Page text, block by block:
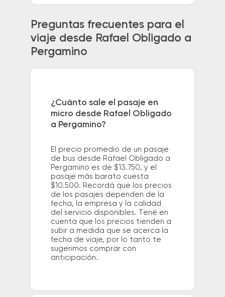
Preguntas frecuentes para el
viaje desde Rafael Obligado a
Pergamino
¿Cuánto sale el pasaje en
micro desde Rafael Obligado
a Pergamino?
El precio promedio de un pasaje
de bus desde Rafael Obligado a
Pergamino es de $13.750, y el
pasaje más barato cuesta
$10.500. Recordá que los precios
de los pasajes dependen de la
fecha, la empresa y la calidad
del servicio disponibles. Tené en
cuenta que los precios tienden a
subir a medida que se acerca la
fecha de viaje, por lo tanto te
sugerimos comprar con
anticipación.